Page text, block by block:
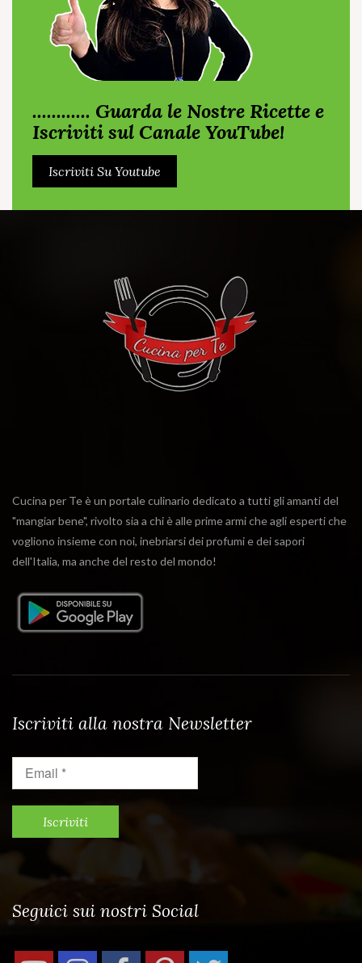
............ Guarda le Nostre Ricette e
Iscriviti sul Canale YouTube!
Iscriviti Su Youtube
Cucina per Te è un portale culinario dedicato a tutti gli amanti del
"mangiar bene", rivolto sia a chi è alle prime armi che agli esperti che
vogliono insieme con noi, inebriarsi dei profumi e dei sapori
dell'Italia, ma anche del resto del mondo!
Iscriviti alla nostra Newsletter
Seguici sui nostri Social